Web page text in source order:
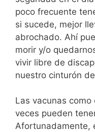
poco frecuente
si sucede, mejor
abrochado. Ahí
morir y/o
vivir libre de
nuestro cinturón
Las vacunas
veces pueden
Afortunadamente,